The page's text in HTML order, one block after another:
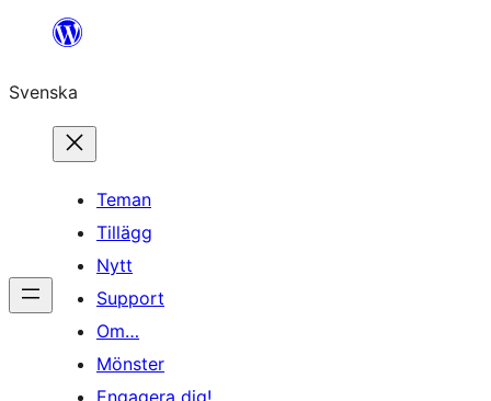
Hoppa
innehåll
Svenska
Teman
Tillägg
Nytt
Support
Om…
Mönster
Engagera dig!